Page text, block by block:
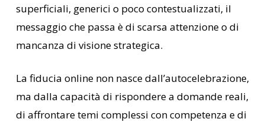
superficiali, generici o poco contestualizzati, il
messaggio che passa è di scarsa attenzione o di
mancanza di visione strategica.
La fiducia online non nasce dall’autocelebrazione,
ma dalla capacità di rispondere a domande reali,
di affrontare temi complessi con competenza e di